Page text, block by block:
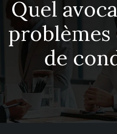
Quel
problèmes
de